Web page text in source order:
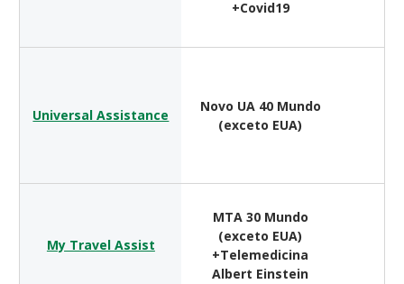
+Covid19
Universal Assistance
Novo UA 40 Mundo
(exceto EUA)
My Travel Assist
MTA 30 Mundo
(exceto EUA)
+Telemedicina
Albert Einstein